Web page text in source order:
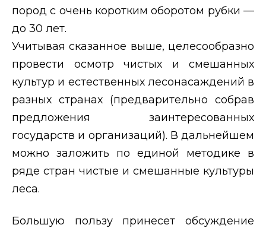
пород с очень коротким оборотом рубки —
до 30 лет.
Учитывая сказанное выше, целесообразно
провести осмотр чистых и смешанных
культур и естественных лесонасаждений в
разных странах (предварительно собрав
предложения заинтересованных
государств и организаций). В дальнейшем
можно заложить по единой методике в
ряде стран чистые и смешанные культуры
леса.
Большую пользу принесет обсуждение